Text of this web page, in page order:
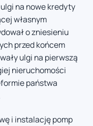
na nowe kredyty
własnym
o zniesieniu
przed końcem
ulgi na pierwszą
nieruchomości
państwa
i instalację pomp